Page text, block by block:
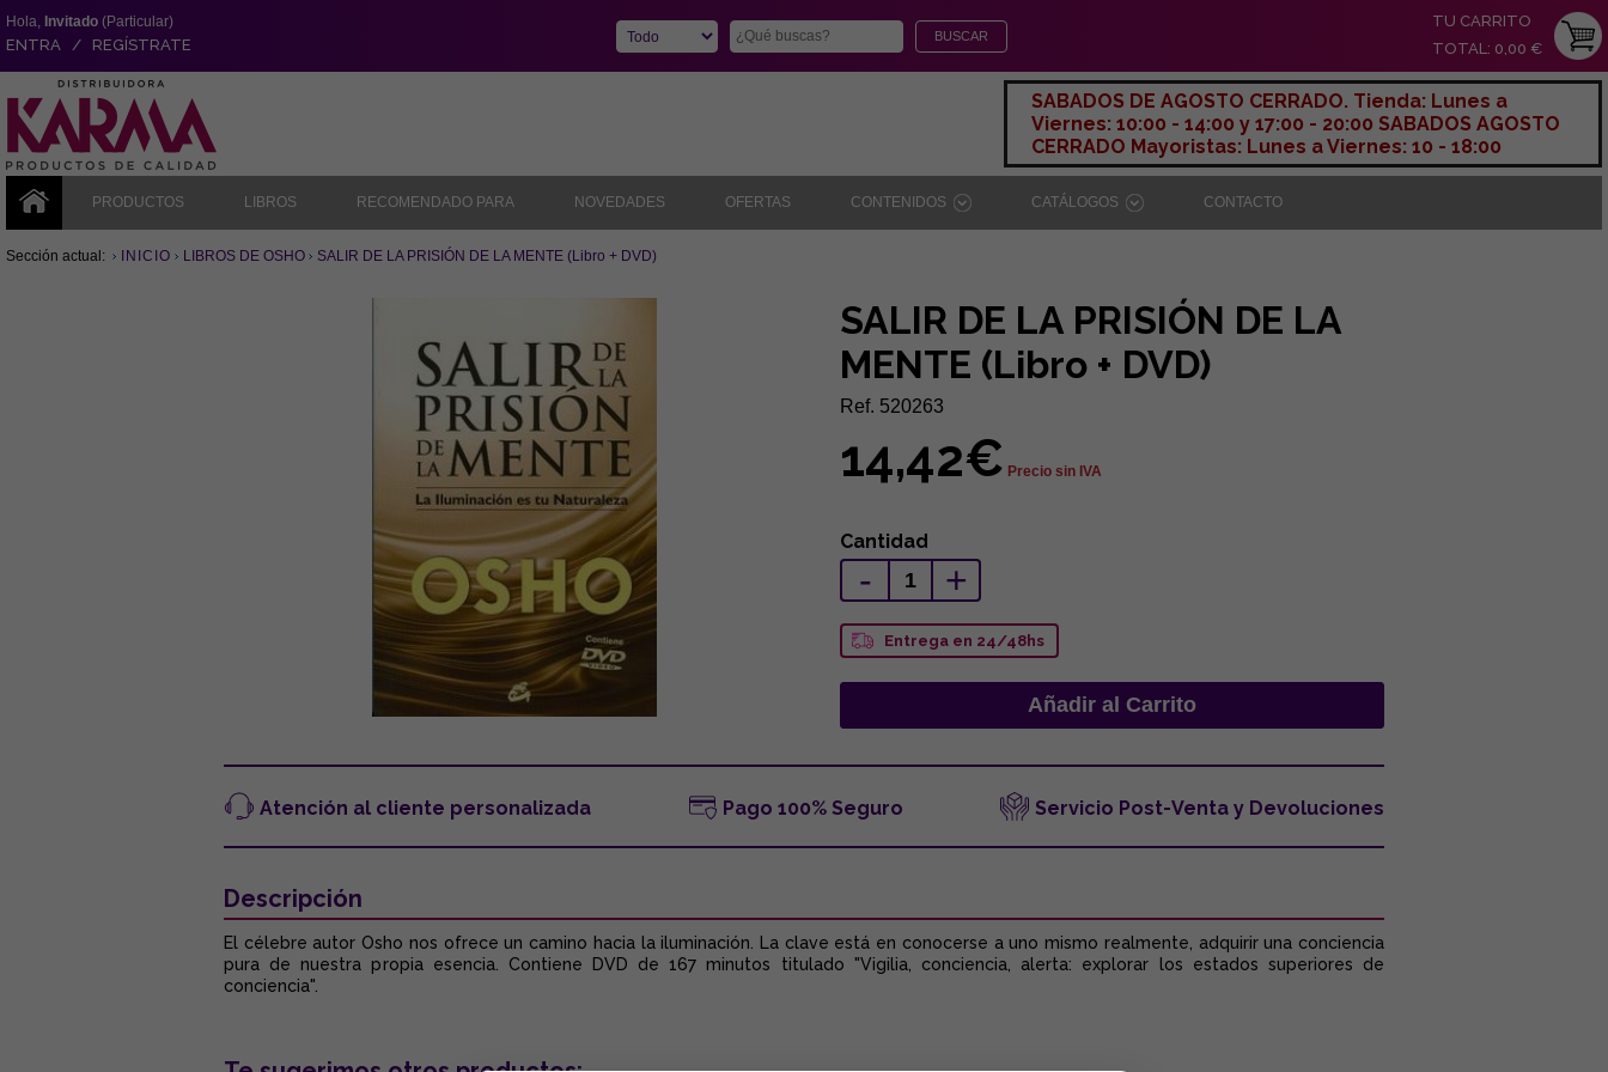
Hola, Invitado (Particular)
ENTRA / REGÍSTRATE
TU CARRITO
TOTAL: 0,00 €
SABADOS DE AGOSTO CERRADO. Tienda: Lunes a
Viernes: 10:00 - 14:00 y 17:00 - 20:00 SABADOS AGOSTO
CERRADO Mayoristas: Lunes a Viernes: 10 - 18:00
PRODUCTOS LIBROS RECOMENDADO PARA NOVEDADES OFERTAS CONTENIDOS CATÁLOGOS CONTACTO
Sección actual: INICIO LIBROS DE OSHO SALIR DE LA PRISIÓN DE LA MENTE (Libro + DVD)
SALIR DE LA PRISIÓN DE LA
MENTE (Libro + DVD)
Ref. 520263
14,42€ Precio sin IVA
Cantidad
- +
Entrega en 24/48hs
Atención al cliente personalizada Pago 100% Seguro Servicio Post-Venta y Devoluciones
Descripción
El célebre autor Osho nos ofrece un camino hacia la iluminación. La clave está en conocerse a uno mismo realmente, adquirir una conciencia
pura de nuestra propia esencia. Contiene DVD de 167 minutos titulado "Vigilia, conciencia, alerta: explorar los estados superiores de
conciencia".